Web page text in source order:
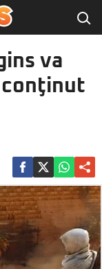
va
conţinut